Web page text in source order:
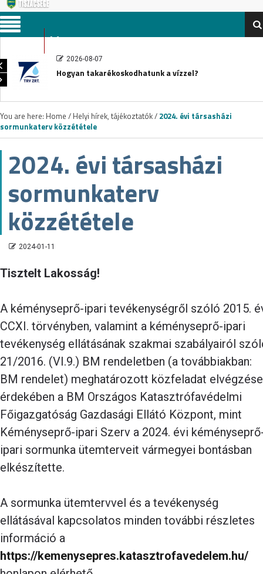
Menu
2026-08-07
Hogyan takarékoskodhatunk a vízzel?
You are here: Home / Helyi hírek, tájékoztatók/ 2024. évi társasházi
sormunkaterv közzététele
2024. évi társasházi
sormunkaterv
közzététele
2024-01-11
Tisztelt Lakosság!
A kéményseprő-ipari tevékenységről szóló 2015.
CCXI. törvényben, valamint a kéményseprő-ipari
tevékenység ellátásának szakmai szabályairól
21/2016. (VI.9.) BM rendeletben (a továbbiakban:
BM rendelet) meghatározott közfeladat elvégzése
érdekében a BM Országos Katasztrófavédelmi
Főigazgatóság Gazdasági Ellátó Központ, mint
Kéményseprő-ipari Szerv a 2024. évi
ipari sormunka ütemterveit vármegyei bontásban
elkészítette.
A sormunka ütemtervvel és a tevékenység
ellátásával kapcsolatos minden további részletes
információ a
https://kemenysepres.katasztrofavedelem.hu/